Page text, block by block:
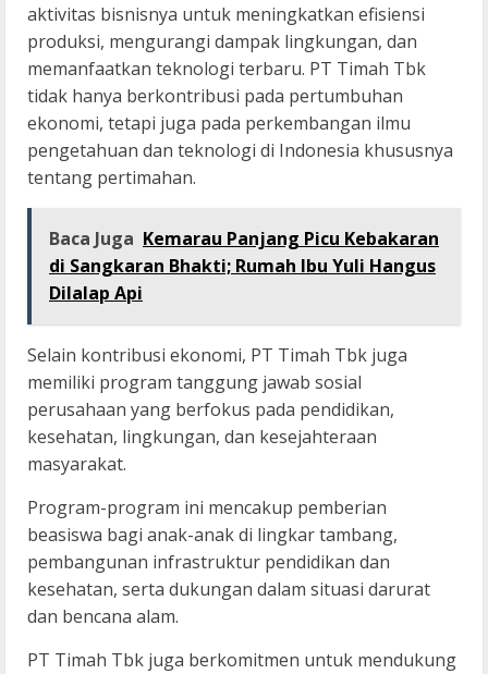
aktivitas bisnisnya untuk meningkatkan efisiensi
produksi, mengurangi dampak lingkungan, dan
memanfaatkan teknologi terbaru. PT Timah Tbk
tidak hanya berkontribusi pada pertumbuhan
ekonomi, tetapi juga pada perkembangan ilmu
pengetahuan dan teknologi di Indonesia khususnya
tentang pertimahan.
Baca Juga Kemarau Panjang Picu Kebakaran
di Sangkaran Bhakti; Rumah Ibu Yuli Hangus
Dilalap Api
Selain kontribusi ekonomi, PT Timah Tbk juga
memiliki program tanggung jawab sosial
perusahaan yang berfokus pada pendidikan,
kesehatan, lingkungan, dan kesejahteraan
masyarakat.
Program-program ini mencakup pemberian
beasiswa bagi anak-anak di lingkar tambang,
pembangunan infrastruktur pendidikan dan
kesehatan, serta dukungan dalam situasi darurat
dan bencana alam.
PT Timah Tbk juga berkomitmen untuk mendukung